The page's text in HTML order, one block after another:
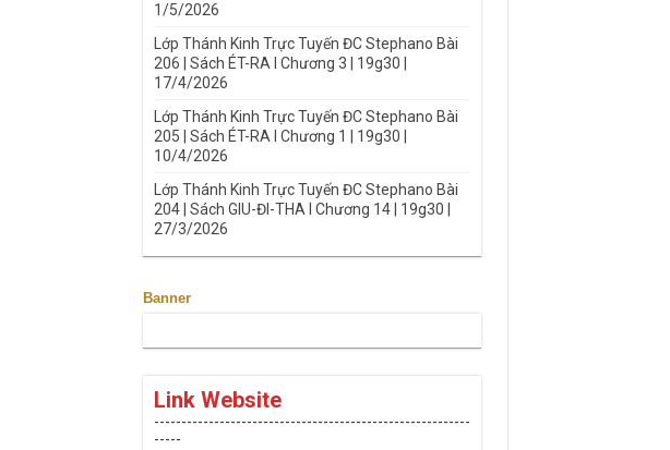
1/5/2026
Lớp Thánh Kinh Trực Tuyến ĐC Stephano Bài
206 | Sách ÉT-RA I Chương 3 | 19g30 |
17/4/2026
Lớp Thánh Kinh Trực Tuyến ĐC Stephano Bài
205 | Sách ÉT-RA I Chương 1 | 19g30 |
10/4/2026
Lớp Thánh Kinh Trực Tuyến ĐC Stephano Bài
204 | Sách GIU-ĐI-THA I Chương 14 | 19g30 |
27/3/2026
Banner
Link Website
----------------------------------------------------------
-----